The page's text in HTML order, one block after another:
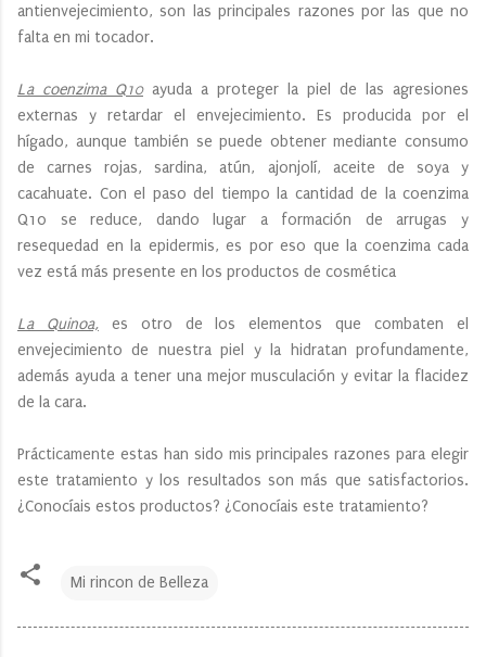
antienvejecimiento, son las principales razones por las que no
falta en mi tocador.
La coenzima Q10ayuda a proteger la piel de las agresiones
externas y retardar el envejecimiento. Es producida por el
hígado, aunque también se puede obtener mediante consumo
de carnes rojas, sardina, atún, ajonjolí, aceite de soya y
cacahuate. Con el paso del tiempo la cantidad de la coenzima
Q10 se reduce, dando lugar a formación de arrugas y
resequedad en la epidermis, es por eso que la coenzima cada
vez está más presente en los productos de cosmética
La Quinoa,es otro de los elementos que combaten el
envejecimiento de nuestra piel y la hidratan profundamente,
además ayuda a tener una mejor musculación y evitar la flacidez
de la cara.
Prácticamente estas han sido mis principales razones para elegir
este tratamiento y los resultados son más que satisfactorios.
¿Conocíais estos productos? ¿Conocíais este tratamiento?
Mi rincon de Belleza